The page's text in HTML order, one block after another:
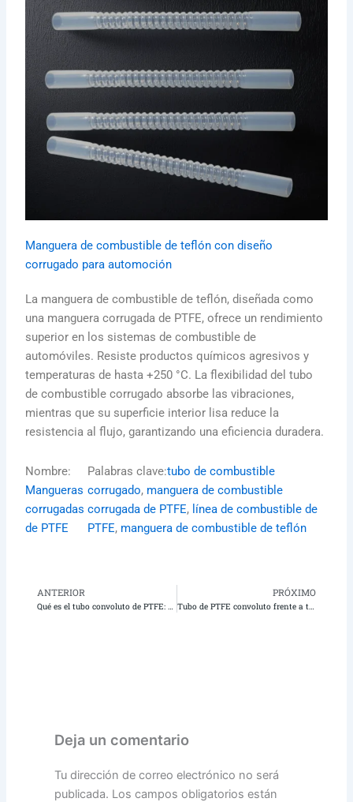
Manguera de combustible de teflón con diseño
corrugado para automoción
La manguera de combustible de teflón, diseñada como
una manguera corrugada de PTFE, ofrece un rendimiento
superior en los sistemas de combustible de
automóviles. Resiste productos químicos agresivos y
temperaturas de hasta +250 °C. La flexibilidad del tubo
de combustible corrugado absorbe las vibraciones,
mientras que su superficie interior lisa reduce la
resistencia al flujo, garantizando una eficiencia duradera.
Nombre:
Mangueras
corrugadas
de PTFE
Palabras clave:tubo de combustible
corrugado, manguera de combustible
corrugada de PTFE, línea de combustible de
PTFE, manguera de combustible de teflón
Anterior
ANTERIOR
Qué es el tubo convoluto de PTFE: Una guía completa
PRÓXIMO
Tubo de PTFE convoluto frente a tubo de PTFE liso: Comparación clave para ingenieros | Teflon X
Deja un comentario
Tu dirección de correo electrónico no será
publicada. Los campos obligatorios están